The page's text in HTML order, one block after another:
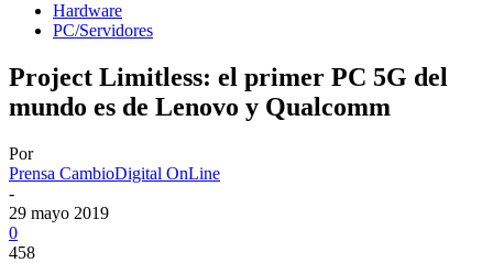
Hardware
PC/Servidores
Project Limitless: el primer PC 5G del
mundo es de Lenovo y Qualcomm
Por
Prensa CambioDigital OnLine
-
29 mayo 2019
0
458